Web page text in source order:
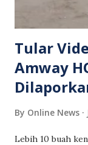
Tular
Amway
By Online News
Lebih 10 buah